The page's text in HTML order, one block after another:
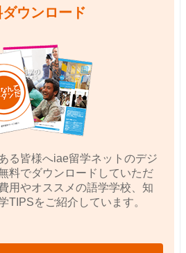
ウンロード
る皆様へiae留学ネットのデジ
料でダウンロードしていただ
用やオススメの語学学校、知
TIPSをご紹介しています。